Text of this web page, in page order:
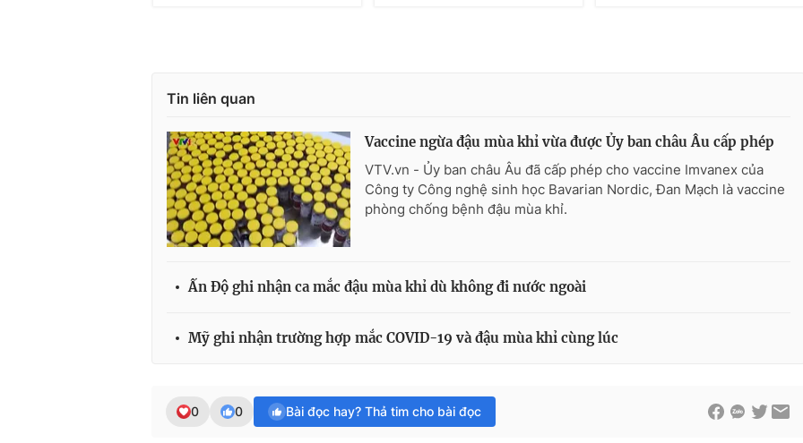
Tin liên quan
Vaccine ngừa đậu mùa khỉ vừa được Ủy ban châu Âu cấp phép
VTV.vn - Ủy ban châu Âu đã cấp phép cho vaccine Imvanex của
Công ty Công nghệ sinh học Bavarian Nordic, Đan Mạch là vaccine
phòng chống bệnh đậu mùa khỉ.
Ấn Độ ghi nhận ca mắc đậu mùa khỉ dù không đi nước ngoài
Mỹ ghi nhận trường hợp mắc COVID-19 và đậu mùa khỉ cùng lúc
0 0 Bài đọc hay? Thả tim cho bài đọc